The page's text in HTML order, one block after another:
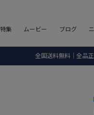
特集 ムービー ブログ
全国送料無料｜全品